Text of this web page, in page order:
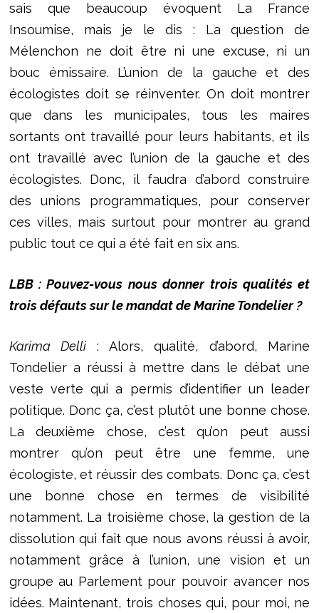
sais que beaucoup évoquent La France
Insoumise, mais je le dis : La question de
Mélenchon ne doit être ni une excuse, ni un
bouc émissaire. L’union de la gauche et des
écologistes doit se réinventer. On doit montrer
que dans les municipales, tous les maires
sortants ont travaillé pour leurs habitants, et ils
ont travaillé avec l’union de la gauche et des
écologistes. Donc, il faudra d’abord construire
des unions programmatiques, pour conserver
ces villes, mais surtout pour montrer au grand
public tout ce qui a été fait en six ans.
LBB : Pouvez-vous nous donner trois qualités et
trois défauts sur le mandat de Marine Tondelier ?
Karima Delli : Alors, qualité, d’abord, Marine
Tondelier a réussi à mettre dans le débat une
veste verte qui a permis d’identifier un leader
politique. Donc ça, c’est plutôt une bonne chose.
La deuxième chose, c’est qu’on peut aussi
montrer qu’on peut être une femme, une
écologiste, et réussir des combats. Donc ça, c’est
une bonne chose en termes de visibilité
notamment. La troisième chose, la gestion de la
dissolution qui fait que nous avons réussi à avoir,
notamment grâce à l’union, une vision et un
groupe au Parlement pour pouvoir avancer nos
idées. Maintenant, trois choses qui, pour moi, ne